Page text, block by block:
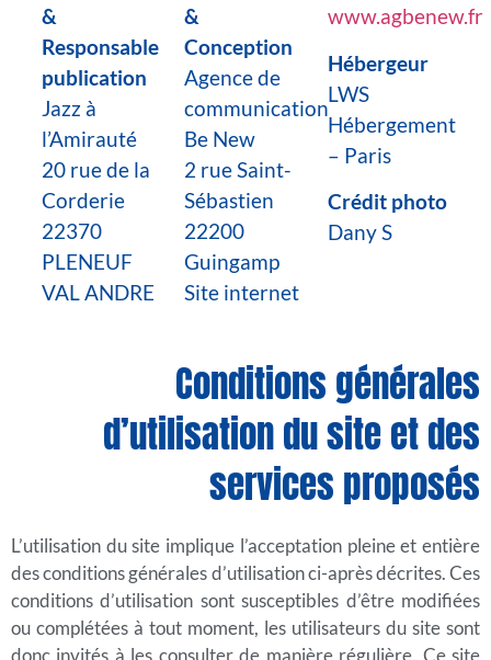
&
Responsable
publication
Jazz à
l’Amirauté
20 rue de la
Corderie
22370
PLENEUF
VAL ANDRE
&
Conception
Agence de
communication
Be New
2 rue Saint-
Sébastien
22200
Guingamp
Site internet
www.agbenew.fr
Hébergeur
LWS
Hébergement
– Paris
Crédit photo
Dany S
Conditions générales
d’utilisation du site et des
services proposés
L’utilisation du site implique l’acceptation pleine et entière
des conditions générales d’utilisation ci-après décrites. Ces
conditions d’utilisation sont susceptibles d’être modifiées
ou complétées à tout moment, les utilisateurs du site sont
donc invités à les consulter de manière régulière. Ce site